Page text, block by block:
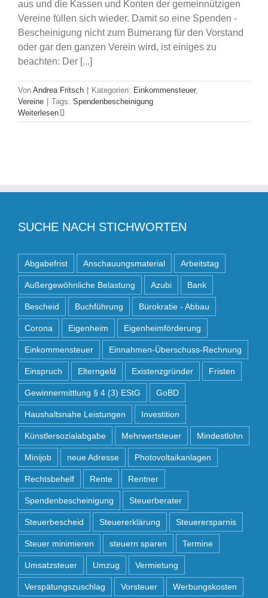
aus und die Kassen und Konten der gemeinnützigen
Vereine füllen sich wieder. Damit so eine Spenden -
Bescheinigung nicht zum Bumerang für den Vorstand
oder gar den ganzen Verein wird, ist einiges zu
beachten: Der [...]
Von Andrea Fritsch Kategorien: Einkommensteuer,
Vereine
Tags: Spendenbescheinigung
Weiterlesen
SUCHE NACH STICHWORTEN
Abgabefrist Anschauungsmaterial Arbeitstag
Außergewöhnliche Belastung Azubi Bank
Bescheid Buchführung Bürokratie - Abbau
Corona Eigenheim Eigenheimförderung
Einkommensteuer Einnahmen-Überschuss-Rechnung
Einspruch Elterngeld Existenzgründer Fristen
Gewinnermittlung § 4 (3) EStG GoBD
Haushaltsnahe Leistungen Investition
Künstlersozialabgabe Mehrwertsteuer Mindestlohn
Minijob neue Adresse Photovoltaikanlagen
Rechtsbehelf Rente Rentner
Spendenbescheinigung Steuerberater
Steuerbescheid Steuererklärung Steuerersparnis
Steuer minimieren steuern sparen Termine
Umsatzsteuer Umzug Vermietung
Verspätungszuschlag Vorsteuer Werbungskosten